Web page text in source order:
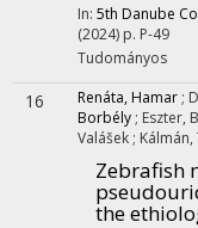
In: 5th Danube
(2024) p. P-49
Tudományos
16 Renáta, Hamar ;
Borbély ; Eszter,
Valášek ;
Zebrafish
the